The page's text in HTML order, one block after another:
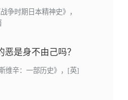
争时期日本精神史》，
恶是身不由己吗？
维辛：一部历史》，[英]